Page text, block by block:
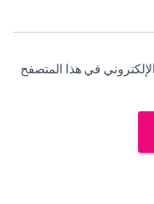
في هذا المتصفح